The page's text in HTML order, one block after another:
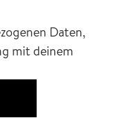
Daten,
mit deinem